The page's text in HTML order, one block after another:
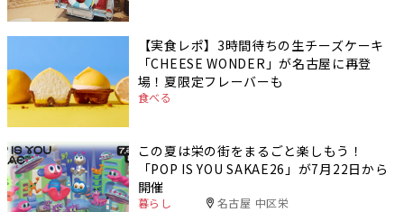
【実食レポ】3時間待ちの生チーズケーキ
「CHEESE WONDER」が名古屋に再登
場！夏限定フレーバーも
食べる
この夏は栄の街をまるごと楽しもう！
「POP IS YOU SAKAE26」が7月22日から
開催
暮らし 名古屋 中区栄